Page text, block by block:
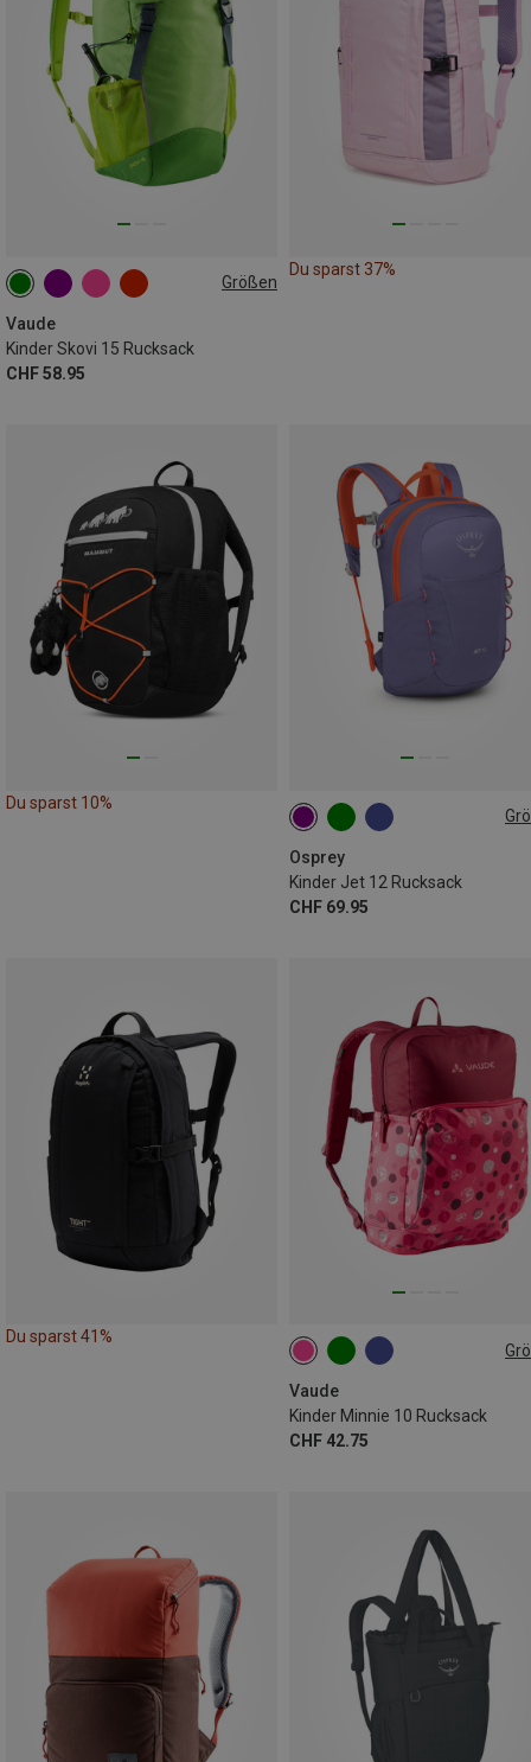
Größen
Vaude
Kinder Skovi 15 Rucksack
CHF 58.95
15L
Du sparst 37%
Du sparst 10%
Osprey
Kinder Jet 12 Rucksack
CHF 69.95
12L
Du sparst 41%
Vaude
Kinder Minnie 10 Rucksack
CHF 42.75
10L